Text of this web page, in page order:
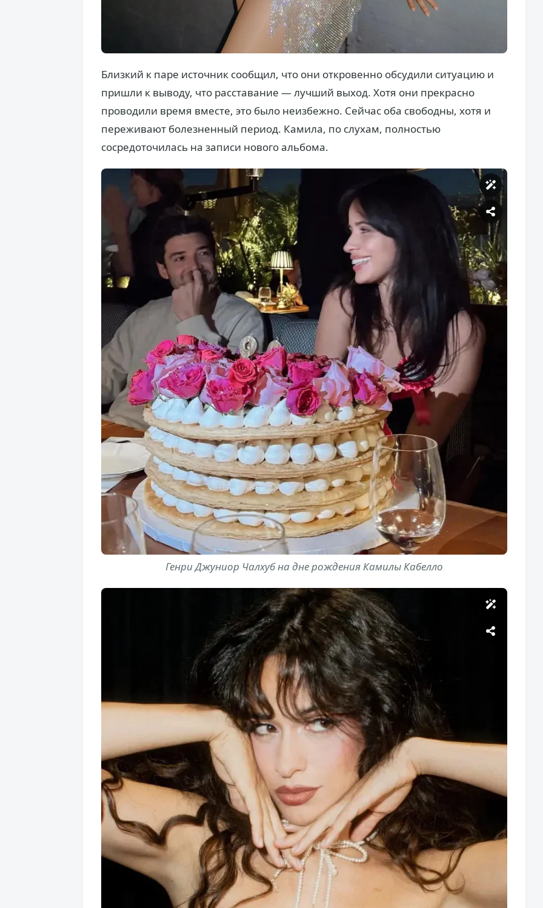
Близкий к паре источник сообщил, что они откровенно обсудили ситуацию и
пришли к выводу, что расставание — лучший выход. Хотя они прекрасно
проводили время вместе, это было неизбежно. Сейчас оба свободны, хотя и
переживают болезненный период. Камила, по слухам, полностью
сосредоточилась на записи нового альбома.
Генри Джуниор Чалхуб на дне рождения Камилы Кабелло